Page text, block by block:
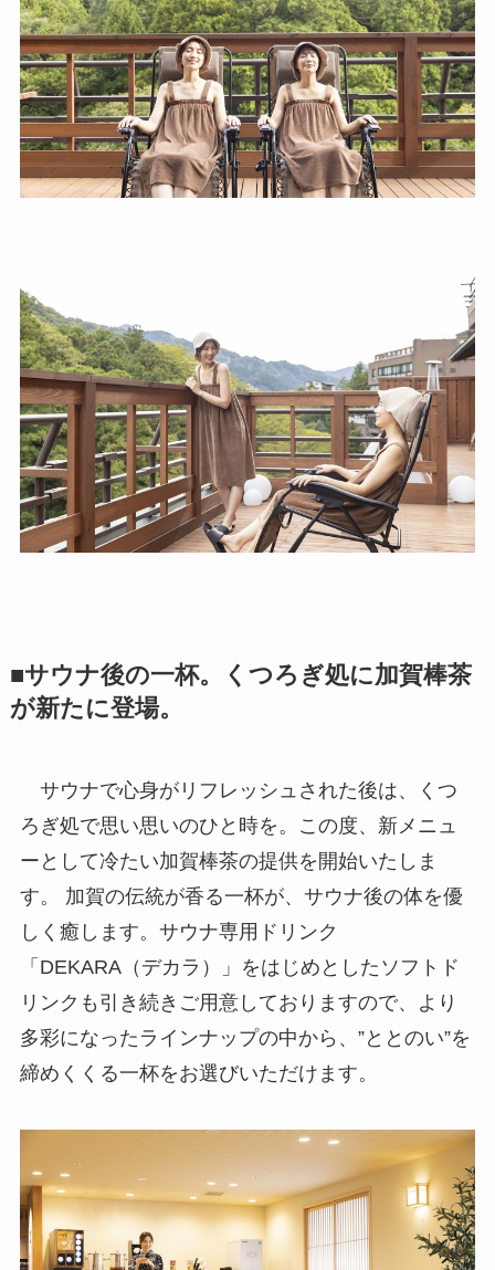
■サウナ後の一杯。くつろぎ処に加賀棒茶
が新たに登場。
サウナで心身がリフレッシュされた後は、くつ
ろぎ処で思い思いのひと時を。この度、新メニュ
ーとして冷たい加賀棒茶の提供を開始いたしま
す。 加賀の伝統が香る一杯が、サウナ後の体を優
しく癒します。サウナ専用ドリンク
「DEKARA（デカラ）」をはじめとしたソフトド
リンクも引き続きご用意しておりますので、より
多彩になったラインナップの中から、”ととのい”を
締めくくる一杯をお選びいただけます。